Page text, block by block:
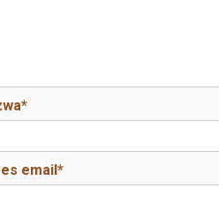
*
email*